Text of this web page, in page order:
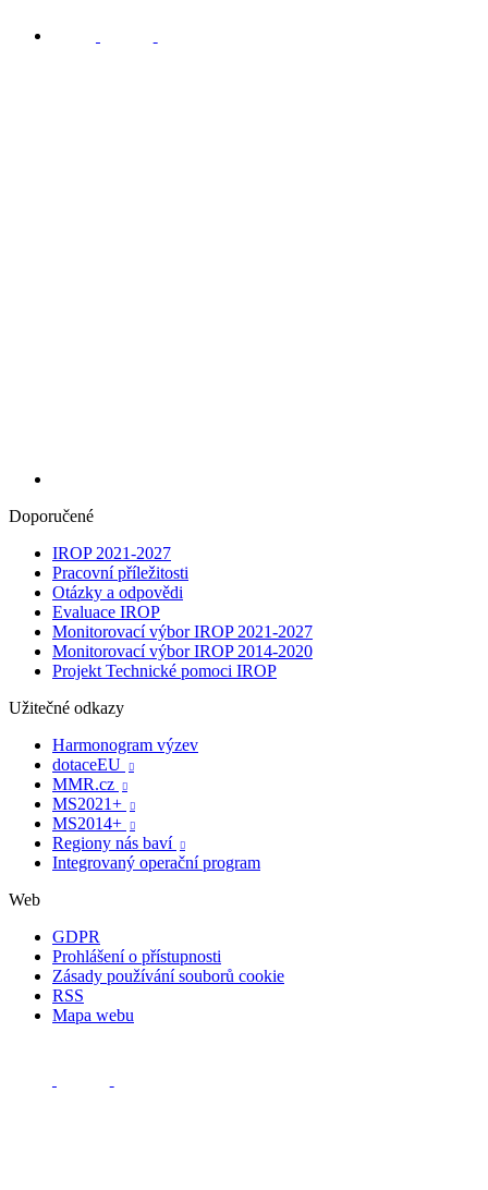
Doporučené
IROP 2021-2027
Pracovní příležitosti
Otázky a odpovědi
Evaluace IROP
Monitorovací výbor IROP 2021-2027
Monitorovací výbor IROP 2014-2020
Projekt Technické pomoci IROP
Užitečné odkazy
Harmonogram výzev
dotaceEU

MMR.cz 
MS2021+ 
MS2014+ 
Regiony nás baví 
Integrovaný operační program
Web
GDPR
Prohlášení o přístupnosti
Zásady používání souborů cookie
RSS
Mapa webu